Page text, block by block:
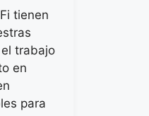
tienen
trabajo
en
para